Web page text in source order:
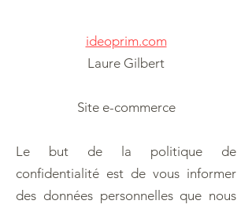
ideoprim.com
Laure Gilbert
Site e-commerce
Le but de la politique de
confidentialité est de vous informer
des données personnelles que nous